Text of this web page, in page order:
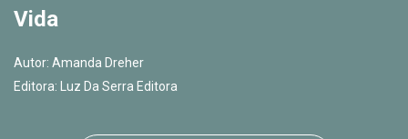
Vida
Autor: Amanda Dreher
Editora:
Luz Da Serra Editora